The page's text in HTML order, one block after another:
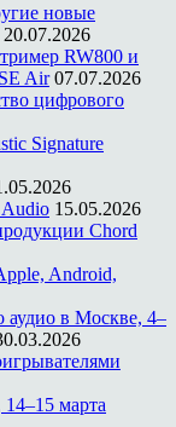
новые
20.07.2026
RW800 и
Air 07.07.2026
цифрового
Signature
15.05.2026
Chord
Android,
аудио в Москве, 4–
марта